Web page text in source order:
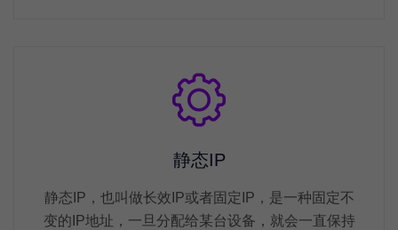
静态IP
静态IP，也叫做长效IP或者固定IP，是一种固定不
变的IP地址，一旦分配给某台设备，就会一直保持